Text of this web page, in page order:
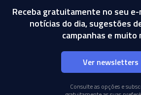
Receba gratuitamente no seu e-
notícias do dia, sugestões
campanhas e muito
Ver newsletters
Consulte as opções e